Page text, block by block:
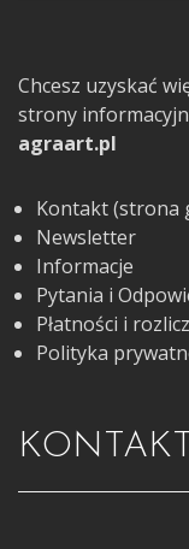
Chcesz uzyskać
strony
agraart.pl
Kontakt (strona
Newsletter
Informacje
Pytania i
Płatności i
Polityka
KONTAKT